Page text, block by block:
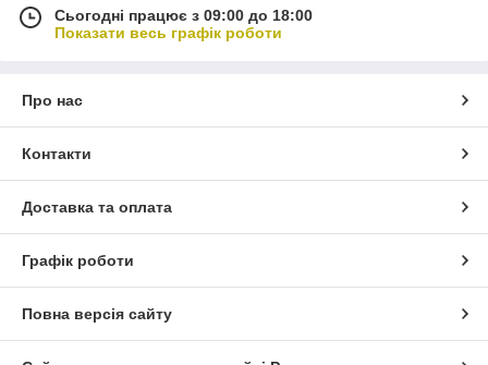
Сьогодні працює з 09:00 до 18:00
Показати весь графік роботи
Про нас
Контакти
Доставка та оплата
Графік роботи
Повна версія сайту